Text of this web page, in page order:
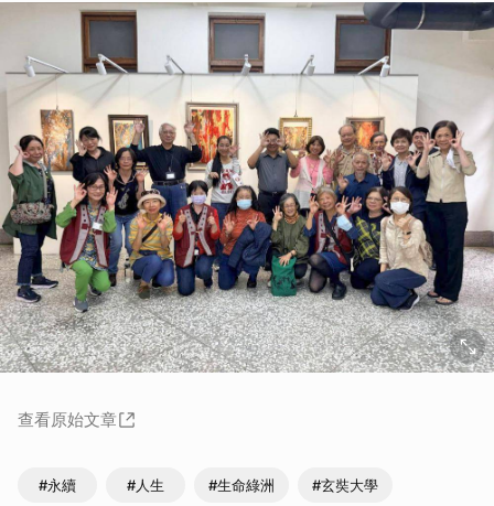
查看原始文章
#永續 #人生 #生命綠洲 #玄奘大學